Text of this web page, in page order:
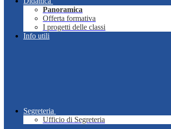
Panoramica
Offerta formativa
I progetti delle classi
Info utili
Segreteria
Ufficio di Segreteria